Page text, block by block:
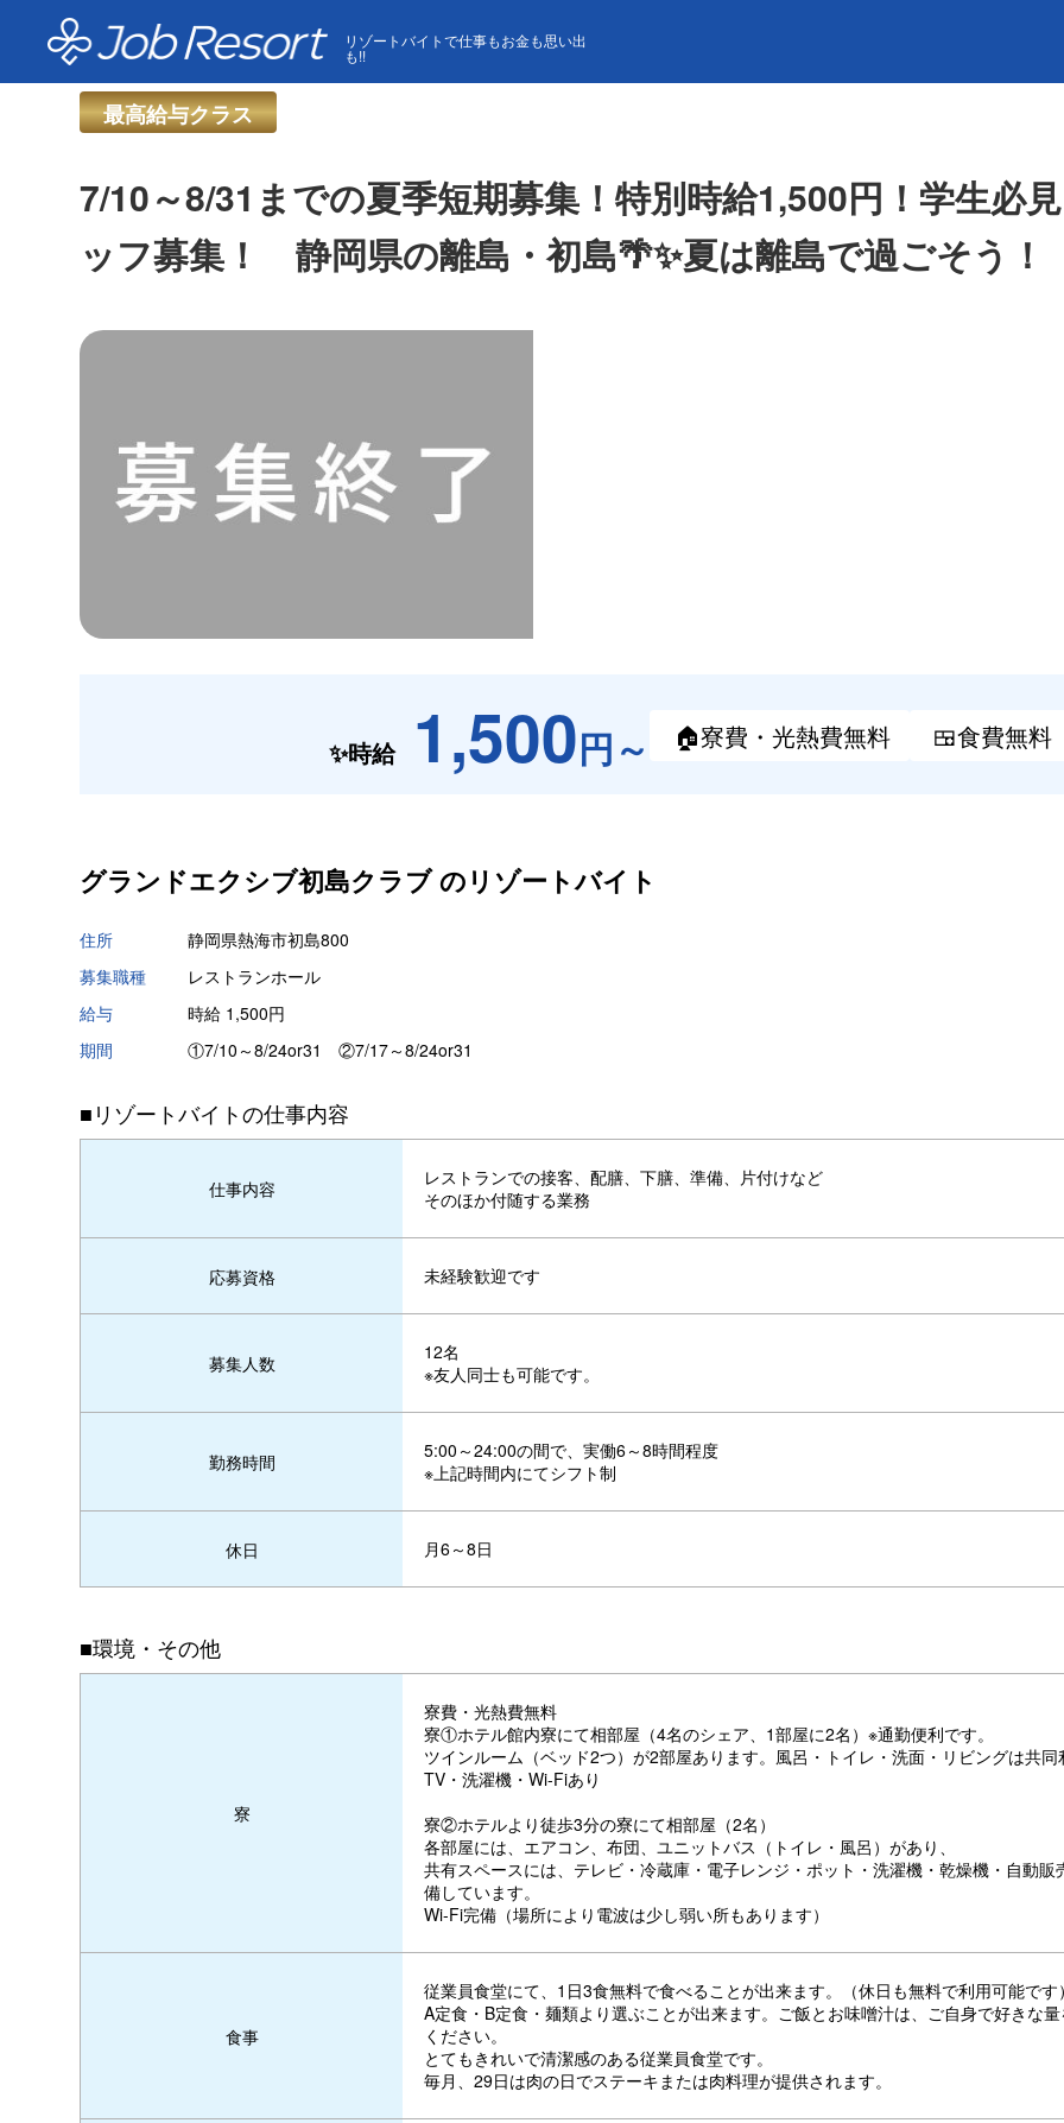
リゾートバイトで仕事もお金も思い出
も!!
HOME 求人一覧
最高給与クラス
7/10～8/31までの夏季短期募集！特別時給1,500円！学生
ッフ募集！ 静岡県の離島・初島🌴✨夏は離島で過ごそう！
✨時給 1,500円～ 🏠寮費・ 光熱費無料 🍱食費無料
グランドエクシブ初島クラブ のリゾートバイト
住所
静岡県熱海市初島800
募集職種
レストランホール
給与
時給 1,500円
期間
①7/10～8/24or31 ②7/17～8/24or31
■リゾートバイトの仕事内容
仕事内容
レストランでの接客、配膳、下膳、準備、片付けなど
そのほか付随する業務
応募資格 未経験歓迎です
募集人数
12名
※友人同士も可能です。
勤務時間
5:00～24:00の間で、実働6～8時間程度
※上記時間内にてシフト制
休日 月6～8日
■環境・その他
寮
寮費・光熱費無料
寮①ホテル館内寮にて相部屋（4名のシェア、1部屋に2名）※通勤便利です。
ツインルーム（ベッド2つ）が2部屋あります。風呂・トイレ・洗面・リビングは共同
TV・洗濯機・Wi-Fiあり
寮②ホテルより徒歩3分の寮にて相部屋（2名）
各部屋には、エアコン、布団、ユニットバス（トイレ・風呂）があり、
共有スペースには、テレビ・冷蔵庫・電子レンジ・ポット・洗濯機・乾燥機・自動販
備しています。
Wi-Fi完備（場所により電波は少し弱い所もあります）
食事
従業員食堂にて、1日3食無料で食べることが出来ます。（休日も無料で利用可能です
A定食・B定食・麺類より選ぶことが出来ます。ご飯とお味噌汁は、ご自身で好きな
ください。
とてもきれいで清潔感のある従業員食堂です。
毎月、29日は肉の日でステーキまたは肉料理が提供されます。